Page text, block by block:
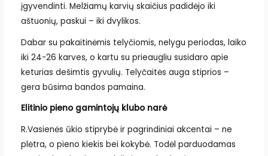
įgyvendinti. Melžiamų karvių skaičius padidėjo iki
aštuonių, paskui – iki dvylikos.
Dabar su pakaitinėmis telyčiomis, nelygu periodas, laiko
iki 24-26 karves, o kartu su prieaugliu susidaro apie
keturias dešimtis gyvulių. Telyčaitės auga stiprios –
gera būsima bandos pamaina.
Elitinio pieno gamintojų klubo narė
R.Vasienės ūkio stiprybė ir pagrindiniai akcentai – ne
plėtra, o pieno kiekis bei kokybė. Todėl parduodamas